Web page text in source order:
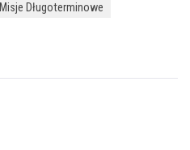
Misje Długoterminowe